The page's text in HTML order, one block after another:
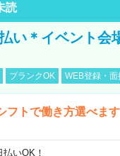
読
い＊イベント会
ブランクOK WEB登録・面
フトで働き方選べま
いOK！